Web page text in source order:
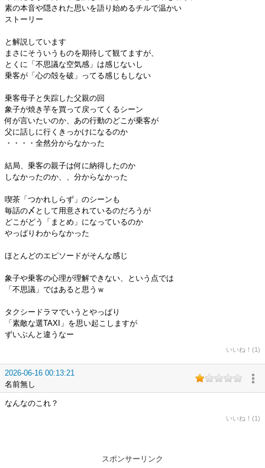
素の本音や隠された思いを語り始めるチルで温かい
ストーリー
と解説しています
まさにそういうものを期待して観てますが、
とくに「不思議な空気感」は感じないし
乗客が「心の殻を破」ってる感じもしない
乗客母子と失踪した父親の回
象子が焼き芋を買って戻ってくるシーン
何が言いたいのか、あの行動のどこが乗客が
父に話しに行くきっかけになるのか
・・・・全然分からなかった
結局、乗客の親子は何に納得したのか
しなかったのか、、分からなかった
喫茶「つかれしらず」のシーンも
毎話の〆として用意されているのだろうが
どこがどう「まとめ」になっているのか
やっぱりわからなかった
ほとんどのエピソードがそんな感じ
象子や乗客の心理が理解できない、という点では
「不思議」ではあると思うｗ
タクシードラマでいうとやっぱり
「素敵な選TAXI」を思い起こしますが
ずいぶんと違うなー
いいね！(1)
2026-06-16 00:13:21
名前無し
なんなのこれ？
いいね！(1)
スポンサーリンク